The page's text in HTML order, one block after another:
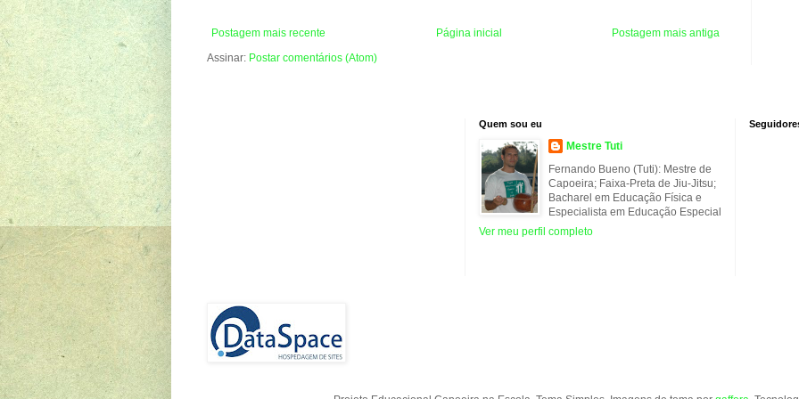
Postagem mais recente Postagem mais antiga
Página inicial
Assinar: Postar comentários (Atom)
Quem sou eu
Mestre Tuti
Fernando Bueno (Tuti): Mestre de
Capoeira; Faixa-Preta de Jiu-Jitsu;
Bacharel em Educação Física e
Especialista em Educação Especial
Ver meu perfil completo